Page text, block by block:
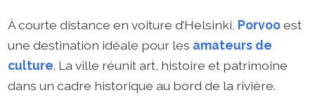
À courte distance en voiture d’Helsinki, Porvooest
une destination idéale pour les amateurs de
culture. La ville réunit art, histoire et patrimoine
dans un cadre historique au bord de la rivière.